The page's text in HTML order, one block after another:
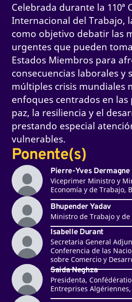
Celebrada durante la 110ª
Internacional del Trabajo,
como objetivo debatir las
urgentes que pueden
Estados Miembros para
consecuencias laborales y
múltiples crisis mundiales
enfoques centrados en las
paz, la resiliencia y el
prestando especial
vulnerables.
Ponente(s)
Pierre-Yves Dermagne
Viceprimer Ministro y
Economía y de Trabajo,
Bhupender Yadav
Ministro de Trabajo y
Isabelle Durant
Secretaria General
Conferencia de las
sobre Comercio y
Saida Neghza
Presidenta,
Entreprises